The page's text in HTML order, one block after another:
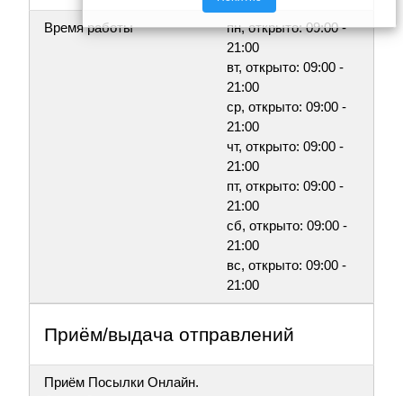
Время работы
пн, открыто: 09:00 -
21:00
вт, открыто: 09:00 -
21:00
ср, открыто: 09:00 -
21:00
чт, открыто: 09:00 -
21:00
пт, открыто: 09:00 -
21:00
сб, открыто: 09:00 -
21:00
вс, открыто: 09:00 -
21:00
Приём/выдача отправлений
Приём Посылки Онлайн.